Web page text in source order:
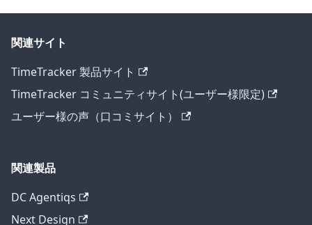
関連サイト
TimeTracker 製品サイト
TimeTracker コミュニティサイト(ユーザー様限定)
ユーザー様の声（口コミサイト）
関連製品
DC Agentiqs
Next Design